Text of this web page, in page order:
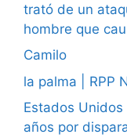
trató de un
hombre que
Camilo
la palma | RPP
Estados
años por